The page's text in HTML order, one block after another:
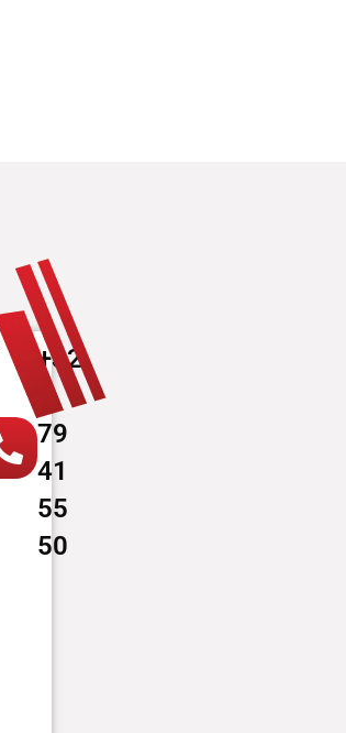
+32
79
41
55
50